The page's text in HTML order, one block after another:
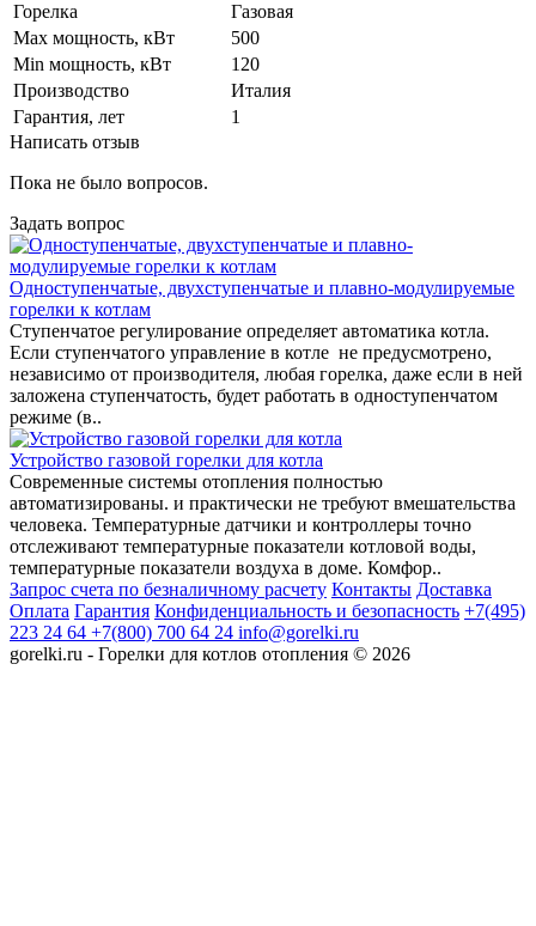
Горелка
Газовая
Max мощность, кВт
500
Min мощность, кВт
120
Производство
Италия
Гарантия, лет
1
Написать отзыв
Пока не было вопросов.
Задать вопрос
Одноступенчатые, двухступенчатые и плавно-модулируемые
горелки к котлам
Ступенчатое регулирование определяет автоматика котла.
Если ступенчатого управление в котле не предусмотрено,
независимо от производителя, любая горелка, даже если в ней
заложена ступенчатость, будет работать в одноступенчатом
режиме (в..
Устройство газовой горелки для котла
Современные системы отопления полностью
автоматизированы. и практически не требуют вмешательства
человека. Температурные датчики и контроллеры точно
отслеживают температурные показатели котловой воды,
температурные показатели воздуха в доме. Комфор..
Запрос счета по безналичному расчету Контакты Доставка
Оплата Гарантия Конфиденциальность и безопасность +7(495)
223 24 64 +7(800) 700 64 24 info@gorelki.ru
gorelki.ru - Горелки для котлов отопления © 2026